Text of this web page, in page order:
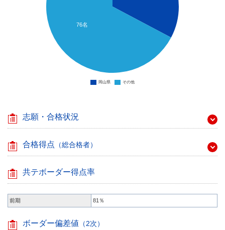
岡山県 その他
76名
志願・合格状況
合格得点 （総合格者）
共テボーダー得点率
前期 81％
ボーダー偏差値 （2次）